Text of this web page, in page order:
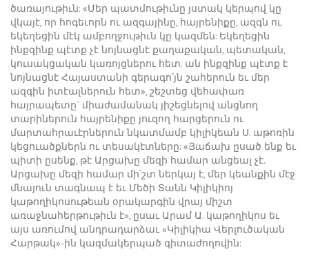
ծառայութիւն: «Մեր պատմութիւնը յստակ կերպով կը
վկայէ, որ հոգեւորն ու ազգայինը, հայրենիքը, ազգն ու
եկեղեցին մէկ ամբողջութիւն կը կազմեն: Եկեղեցին
ինքզինք պէտք չէ նոյնացնէ քաղաքական, պետական,
կուսակցական կառոյցներու հետ. ան ինքզինք պէտք է
նոյնացնէ Հայաստանի գերագո՛յն շահերուն եւ մեր
ազգին իտէալներուն հետ», շեշտեց վեհափառ
հայրապետը` միաժամանակ յիշեցնելով անցնող
տարիներուն հայրենիքը յուզող հարցերուն ու
մարտահրաւէրներուն նկատմամբ կիլիկեան Ս. աթոռին
կեցուածքներն ու տեսակէտները: «Յաճախ ըսած ենք եւ
պիտի ըսենք, թէ Արցախը մեզի համար անցեալ չէ.
Արցախը մեզի համար մի՛շտ ներկայ է, մեր կեանքին մէջ
մնայուն տագնապ է եւ Մեծի Տանն Կիլիկիոյ
կաթողիկոսութեան օրակարգին վրայ միշտ
առաջնահերթութիւն է», ըսաւ Արամ Ա. կաթողիկոս եւ
այս առումով անդրադարձաւ «Կիլիկիա Վերլուծական
Հարթակ»-ին կազմակերպած գիտաժողովին: